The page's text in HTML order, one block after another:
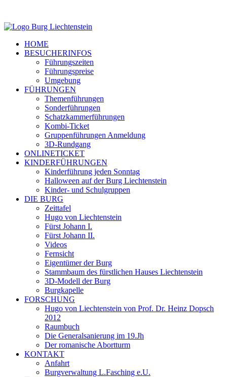
HOME
BESUCHERINFOS
Führungszeiten
Führungspreise
Umgebung
FÜHRUNGEN
Themenführungen
Sonderführungen
Schatzkammerführungen
Kombi-Ticket
Gruppenführungen Anmeldung
3D-Rundgang
ONLINETICKET
KINDERFÜHRUNGEN
Kinderführung jeden Sonntag
Halloween auf der Burg Liechtenstein
Kinder- und Schulgruppen
DIE BURG
Zeittafel
Hugo von Liechtenstein
Fürst Johann I.
Fürst Johann II.
Videos
Fernsicht
Eigentümer der Burg
Stammbaum des fürstlichen Hauses Liechtenstein
3D-Modell der Burg
Burgkapelle
FORSCHUNG
Hugo von Liechtenstein von Prof. Dr. Heinz Dopsch
2012
Raumbuch
Die Generalsanierung im 19.Jh
Der romanische Abortturm
KONTAKT
Anfahrt
Burgverwaltung L.Fasching e.U.